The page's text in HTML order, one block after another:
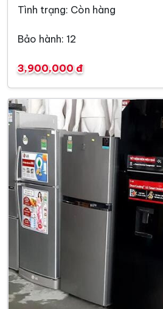
Tình trạng: Còn hàng
Bảo hành: 12
3,900,000 đ